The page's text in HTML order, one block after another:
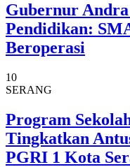
Gubernur Andra
Pendidikan:
Beroperasi
10
SERANG
Program
Tingkatkan
PGRI 1 Kota